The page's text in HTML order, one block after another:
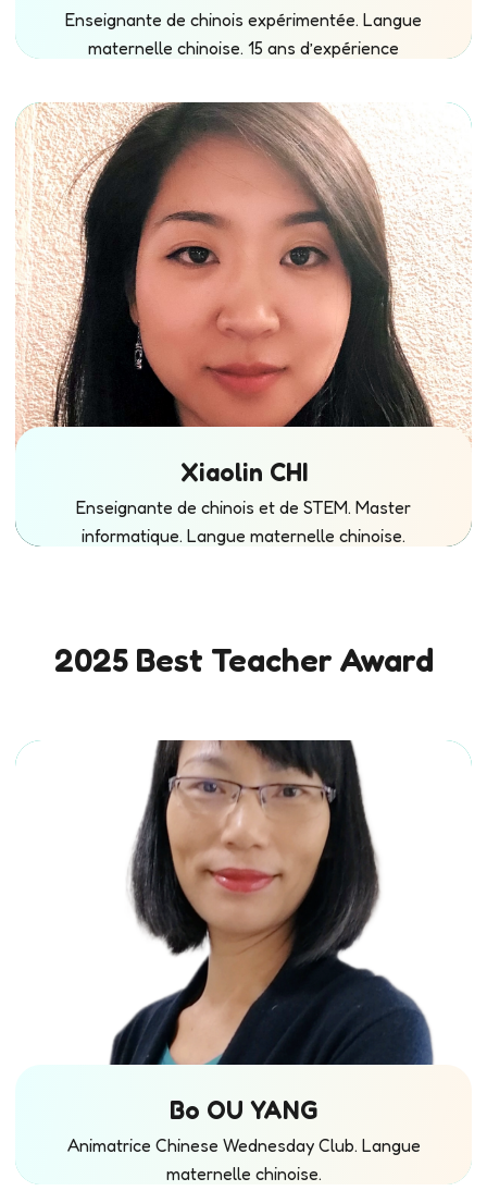
Enseignante de chinois expérimentée. Langue
maternelle chinoise. 15 ans d’expérience
Xiaolin CHI
Enseignante de chinois et de STEM. Master
informatique. Langue maternelle chinoise.
2025 Best Teacher Award
Bo OU YANG
Animatrice Chinese Wednesday Club. Langue
maternelle chinoise.